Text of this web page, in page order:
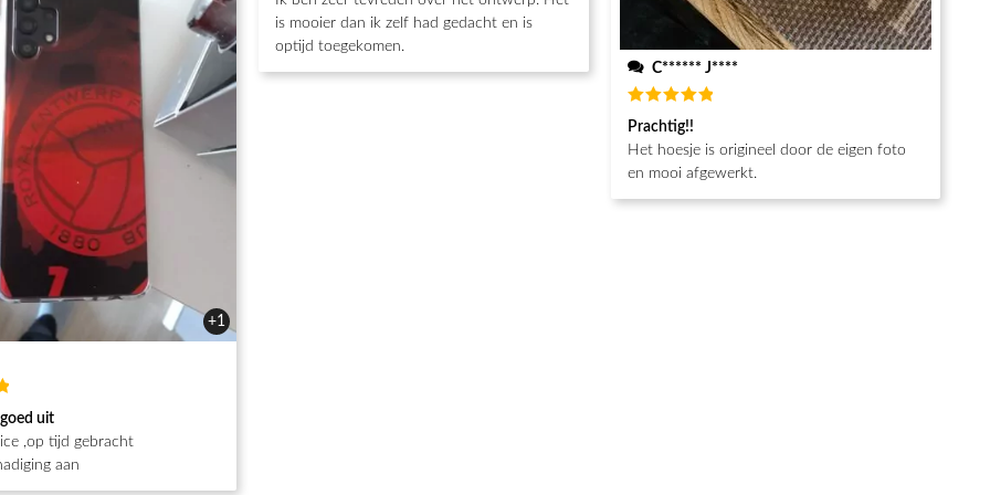
+1
uit
,op tijd gebracht
aan
5van de 5
is mooier dan ik zelf had gedacht en is
optijd toegekomen.
C****** J****
Beoordeeld
5 van de 5
Prachtig!!
Het hoesje is origineel door de eigen foto
en mooi afgewerkt.